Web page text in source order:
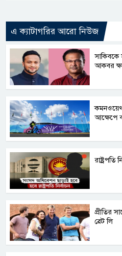
এ ক্যাটাগরির আরো নিউজ
আকবর
আক্ষেপে
রাষ্ট্রপতি
প্রীতির
ব্রেট লি